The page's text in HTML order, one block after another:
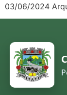
03/06/2024